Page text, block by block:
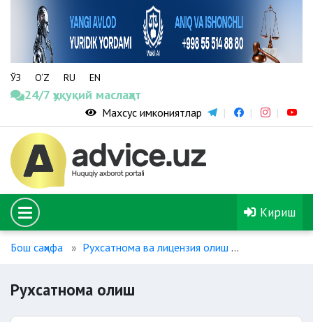
ЎЗ O‘Z RU EN
24/7 ҳуқуқий маслаҳат
Махсус имкониятлар
Кириш
Бош саҳифа Рухсатнома ва лицензия олиш
Рухсатнома олиш